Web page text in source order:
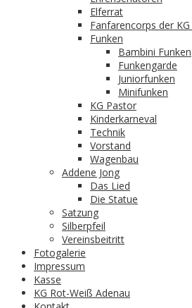
Elferrat
Fanfarencorps der
Funken
Bambini Funken
Funkengarde
Juniorfunken
Minifunken
KG Pastor
Kinderkarneval
Technik
Vorstand
Wagenbau
Addene Jong
Das Lied
Die Statue
Satzung
Silberpfeil
Vereinsbeitritt
Fotogalerie
Impressum
Kasse
KG Rot-Weiß Adenau